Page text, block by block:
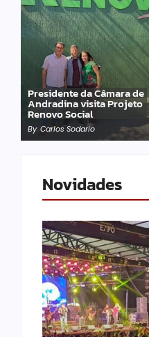
Presidente da Câmara de
Andradina visita Projeto
Renovo Social
By Carlos Sodario
Novidades